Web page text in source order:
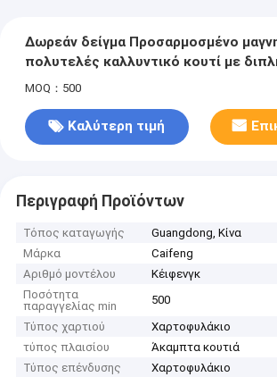
Δωρεάν δείγμα Προσαρμοσμένο
πολυτελές καλλυντικό κουτί με
ανοιχτή για συσκευασία δώρων
MOQ：500
Καλύτερη τιμή
Περιγραφή Προϊόντων
Τόπος καταγωγής
Guangdong, Κίνα
Μάρκα
Caifeng
Αριθμό μοντέλου
Κέιφενγκ
Ποσότητα
παραγγελίας min
500
Τύπος χαρτιού
Χαρτοφυλάκιο
τύπος πλαισίου
Άκαμπτα κουτιά
Τύπος επένδυσης
Χαρτοφυλάκιο